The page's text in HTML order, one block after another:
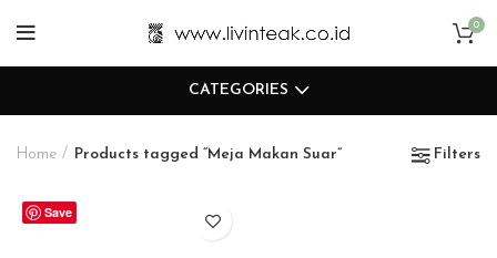
0
CATEGORIES
Home Products tagged “Meja Makan Suar” Filters
Save